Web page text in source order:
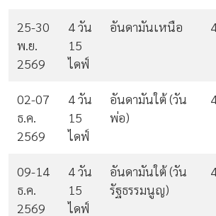
25-30
พ.ย.
2569
4 วัน
15
ไดฟ์
อันดามันเหนือ
02-07
ธ.ค.
2569
4 วัน
15
ไดฟ์
อันดามันใต้ (วัน
พ่อ)
09-14
ธ.ค.
2569
4 วัน
15
ไดฟ์
อันดามันใต้ (วัน
รัฐธรรมนูญ)